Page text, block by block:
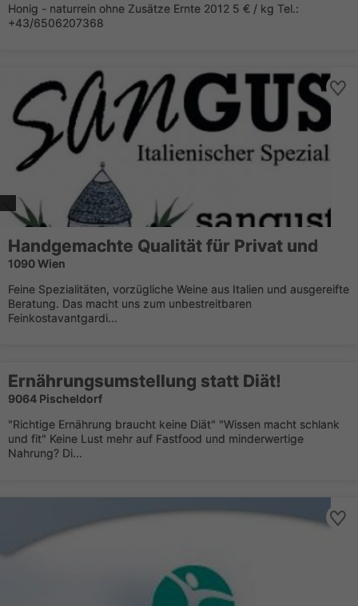
Honig - naturrein ohne Zusätze Ernte 2012 5 € / kg Tel.:
+43/6506207368
Handgemachte Qualität für Privat und
1090 Wien
Feine Spezialitäten, vorzügliche Weine aus Italien und ausgereifte
Beratung. Das macht uns zum unbestreitbaren
Feinkostavantgardi...
Ernährungsumstellung statt Diät!
9064 Pischeldorf
"Richtige Ernährung braucht keine Diät" "Wissen macht schlank
und fit" Keine Lust mehr auf Fastfood und minderwertige
Nahrung? Di...